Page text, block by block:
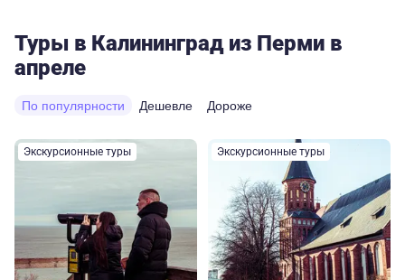
Туры в Калининград из Перми в
апреле
По популярности Дешевле Дороже
Экскурсионные туры Экскурсионные туры